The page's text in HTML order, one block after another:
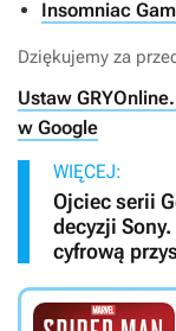
Insomniac
Dziękujemy za
Ustaw
w Google
WIĘCEJ:
Ojciec serii
decyzji
cyfrową